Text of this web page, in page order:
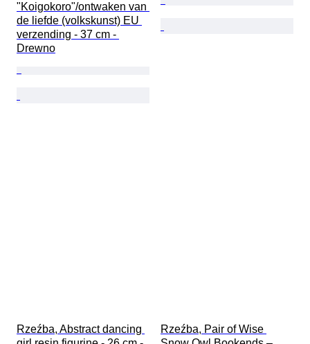
"Koigokoro"/ontwaken van
de liefde (volkskunst) EU
verzending - 37 cm -
Drewno
Rzeźba, Abstract dancing
Rzeźba, Pair of Wise